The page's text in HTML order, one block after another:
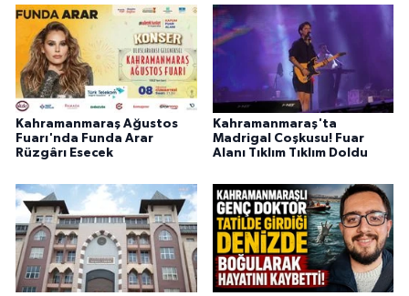
Kahramanmaraş Ağustos
Fuarı'nda Funda Arar
Rüzgârı Esecek
Kahramanmaraş'ta
Madrigal Coşkusu! Fuar
Alanı Tıklım Tıklım Doldu